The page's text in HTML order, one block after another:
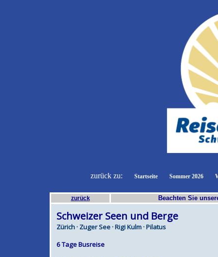
zurück zu: Startseite Sommer 2026
zurück Beachten Sie
Schweizer Seen und Berge
Zürich · Zuger See · Rigi Kulm · Pilatus
6 Tage Busreise